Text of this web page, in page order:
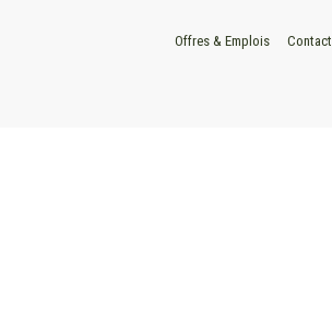
Offres & Emplois Contact